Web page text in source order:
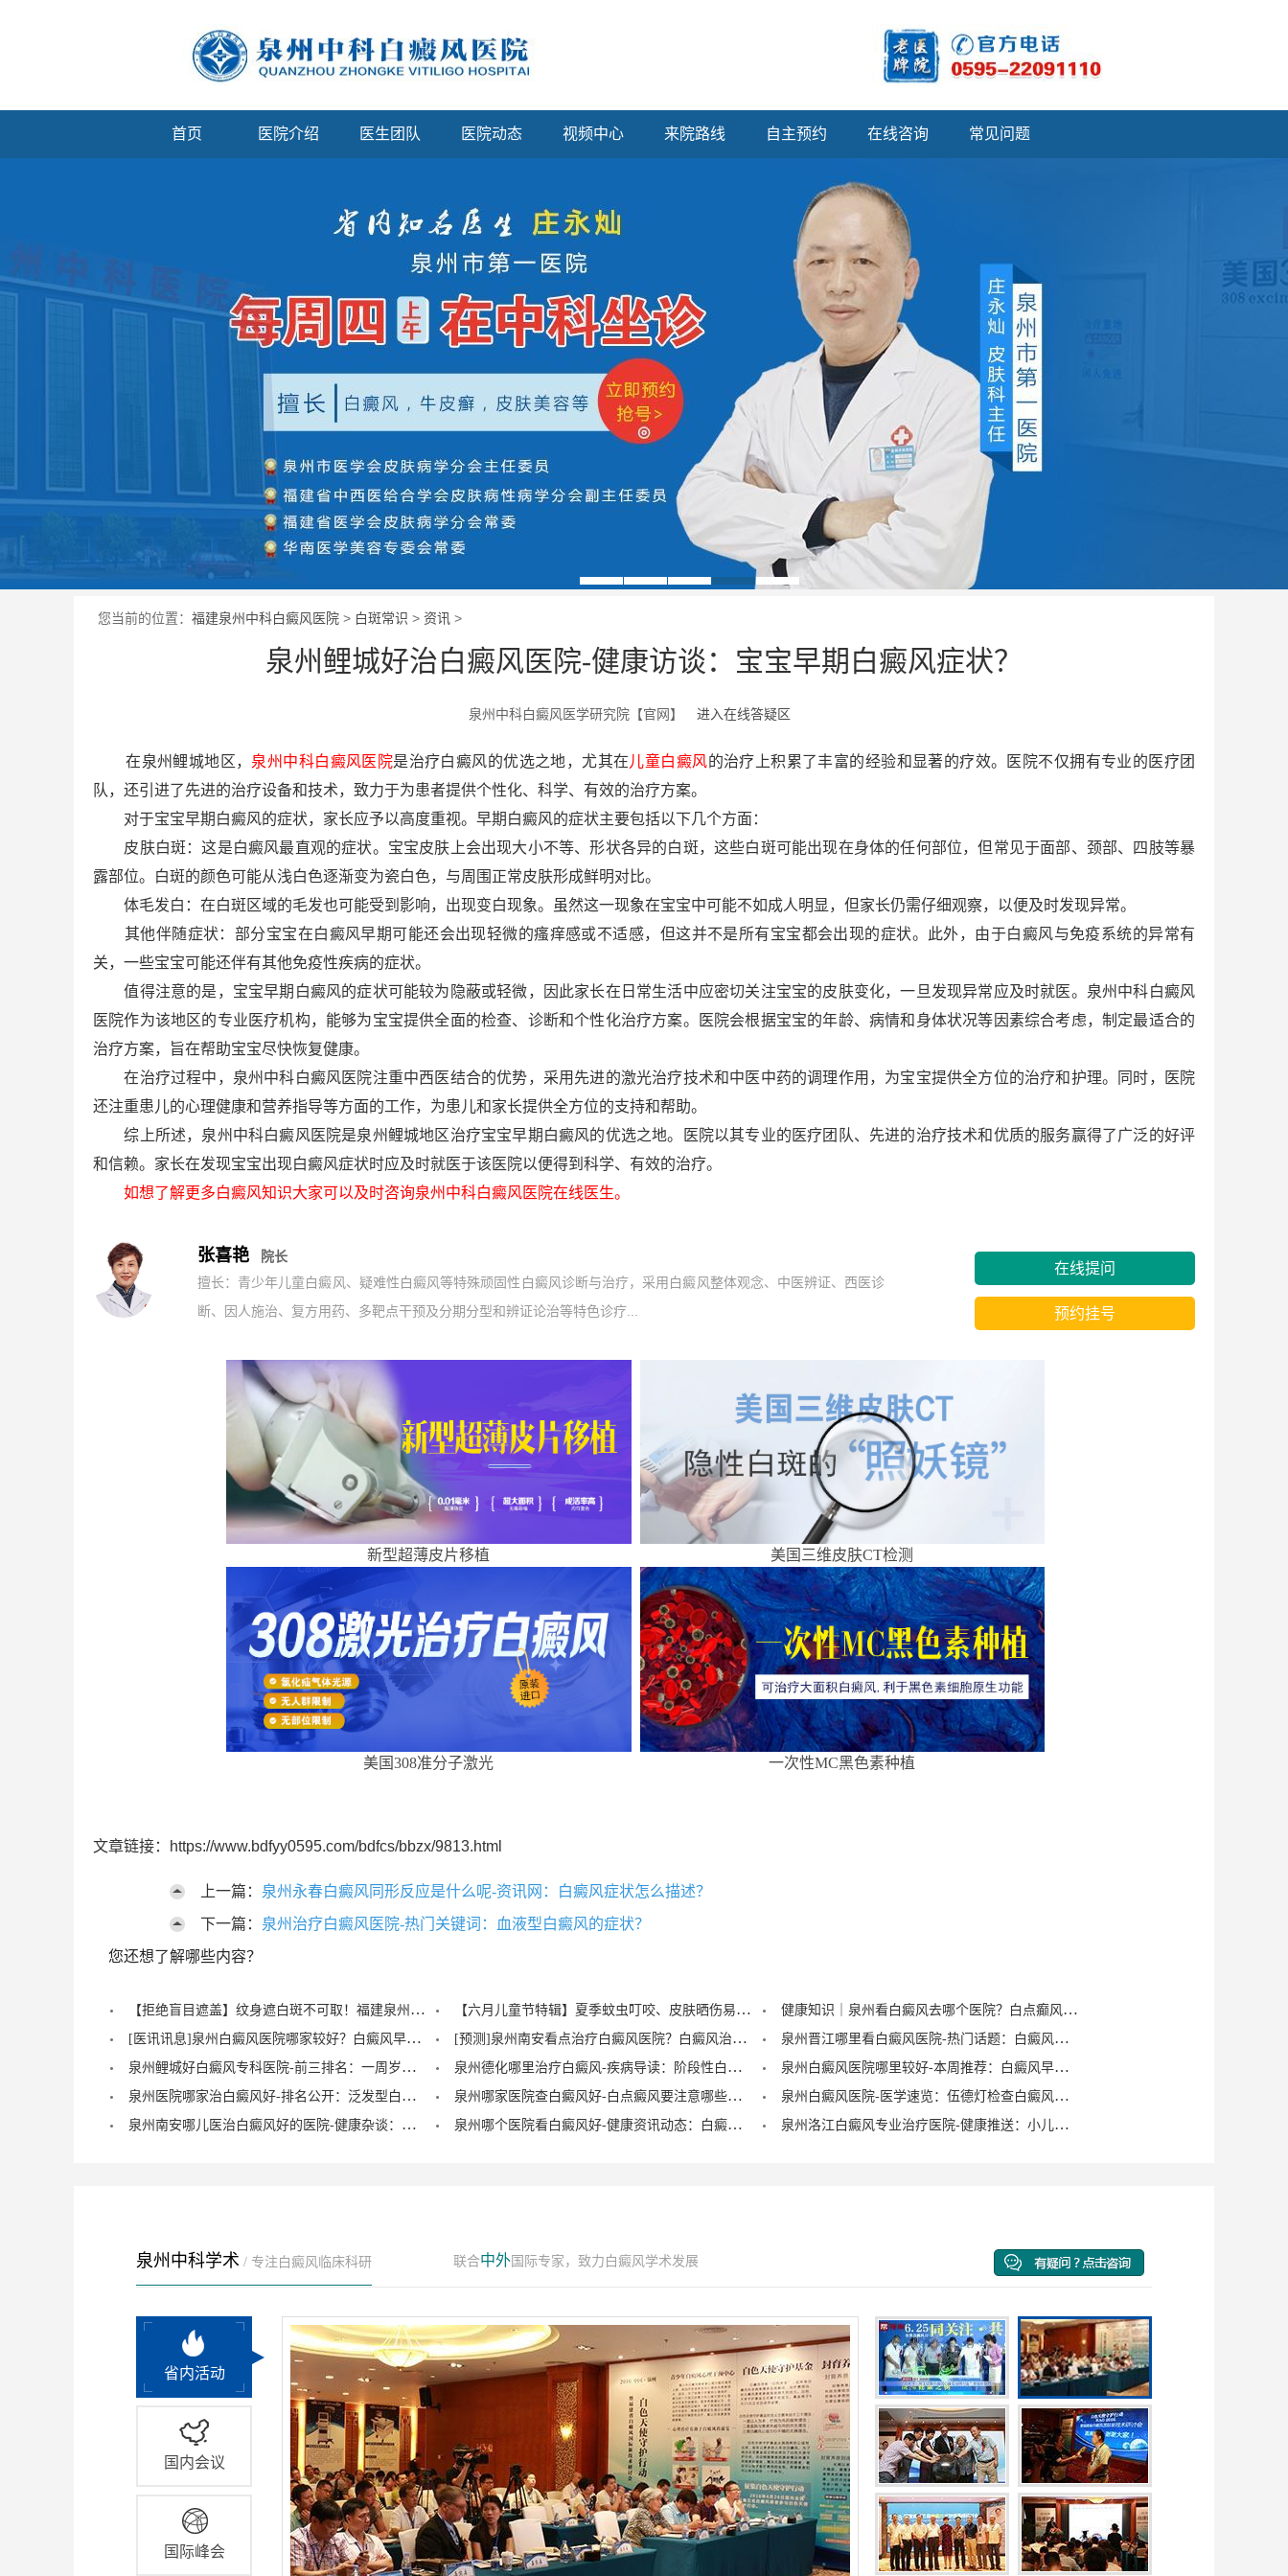
首页 医院介绍 医生团队 医院动态 视频中心 来院路线 自主预约 在线咨询 常见问题
您当前的位置： 福建泉州中科白癜风医院 > 白斑常识 > 资讯 >
泉州鲤城好治白癜风医院-健康访谈：宝宝早期白癜风症状？
泉州中科白癜风医学研究院【官网】 进入在线答疑区
在泉州鲤城地区， 泉州中科白癜风医院是治疗白癜风的优选之地，尤其在儿童白癜风的治疗上积累了丰富的经验和显著的疗效。医院不仅拥有专业的医疗团
队，还引进了先进的治疗设备和技术，致力于为患者提供个性化、科学、有效的治疗方案。
对于宝宝早期白癜风的症状，家长应予以高度重视。早期白癜风的症状主要包括以下几个方面：
皮肤白斑：这是白癜风最直观的症状。宝宝皮肤上会出现大小不等、形状各异的白斑，这些白斑可能出现在身体的任何部位，但常见于面部、颈部、四肢等暴
露部位。白斑的颜色可能从浅白色逐渐变为瓷白色，与周围正常皮肤形成鲜明对比。
体毛发白：在白斑区域的毛发也可能受到影响，出现变白现象。虽然这一现象在宝宝中可能不如成人明显，但家长仍需仔细观察，以便及时发现异常。
其他伴随症状：部分宝宝在白癜风早期可能还会出现轻微的瘙痒感或不适感，但这并不是所有宝宝都会出现的症状。此外，由于白癜风与免疫系统的异常有
关，一些宝宝可能还伴有其他免疫性疾病的症状。
值得注意的是，宝宝早期白癜风的症状可能较为隐蔽或轻微，因此家长在日常生活中应密切关注宝宝的皮肤变化，一旦发现异常应及时就医。泉州中科白癜风
医院作为该地区的专业医疗机构，能够为宝宝提供全面的检查、诊断和个性化治疗方案。医院会根据宝宝的年龄、病情和身体状况等因素综合考虑，制定最适合的
治疗方案，旨在帮助宝宝尽快恢复健康。
在治疗过程中，泉州中科白癜风医院注重中西医结合的优势，采用先进的激光治疗技术和中医中药的调理作用，为宝宝提供全方位的治疗和护理。同时，医院
还注重患儿的心理健康和营养指导等方面的工作，为患儿和家长提供全方位的支持和帮助。
综上所述，泉州中科白癜风医院是泉州鲤城地区治疗宝宝早期白癜风的优选之地。医院以其专业的医疗团队、先进的治疗技术和优质的服务赢得了广泛的好评
和信赖。家长在发现宝宝出现白癜风症状时应及时就医于该医院以便得到科学、有效的治疗。
如想了解更多白癜风知识大家可以及时咨询泉州中科白癜风医院在线医生。
张喜艳
院长
擅长：青少年儿童白癜风、疑难性白癜风等特殊顽固性白癜风诊断与治疗，采用白癜风整体观念、中医辨证、西医诊
断、因人施治、复方用药、多靶点干预及分期分型和辨证论治等特色诊疗...
在线提问
预约挂号
新型超薄皮片移植 美国三维皮肤CT检测
美国308准分子激光 一次性MC黑色素种植
文章链接：https://www.bdfyy0595.com/bdfcs/bbzx/9813.html
上一篇： 泉州永春白癜风同形反应是什么呢-资讯网：白癜风症状怎么描述？
下一篇： 泉州治疗白癜风医院-热门关键词：血液型白癜风的症状？
您还想了解哪些内容？
【拒绝盲目遮盖】纹身遮白斑不可取！福建泉州中科白癜风医院倡导科学诊疗，从根源唤醒黑色素 【六月儿童节特辑】夏季蚊虫叮咬、皮肤晒伤易成白斑“催化剂”，泉州中科：儿童白癜风暑期护理记住三个要点！
健康知识｜泉州看白癜风去哪个医院？白点癫风早期可以自愈？
[医讯讯息]泉州白癜风医院哪家较好？白癜风早期症状能治愈？
[预测]泉州南安看点治疗白癜风医院？白癜风治疗后泛红是怎么回事？
泉州晋江哪里看白癜风医院-热门话题：白癜风症状有哪些？
泉州鲤城好白癜风专科医院-前三排名：一周岁宝宝有白癜风症状？
泉州德化哪里治疗白癜风-疾病导读：阶段性白癜风的症状？
泉州白癜风医院哪里较好-本周推荐：白癜风早期症状如何确诊？
泉州医院哪家治白癜风好-排名公开：泛发型白癜风怎么治疗才正确？
泉州哪家医院查白癜风好-白点癜风要注意哪些饮食禁忌？
泉州白癜风医院-医学速览：伍德灯检查白癜风症状？
泉州南安哪儿医治白癜风好的医院-健康杂谈：治疗儿童脚部白癜风要注重什么？
泉州哪个医院看白癜风好-健康资讯动态：白癜风的症状早期图片？ 泉州洛江白癜风专业治疗医院-健康推送：小儿脸上有白斑是什么原因？
泉州中科学术 / 专注白癜风临床科研 联合中外国际专家，致力白癜风学术发展
省内活动
国内会议
国际峰会